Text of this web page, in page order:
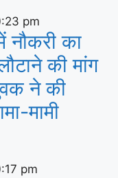
pm
नौकरी का
की मांग
ने की
मामी
pm